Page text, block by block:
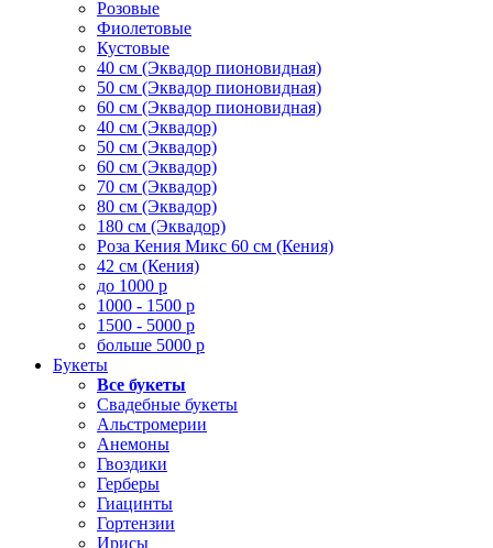
Розовые
Фиолетовые
Кустовые
40 см (Эквадор пионовидная)
50 см (Эквадор пионовидная)
60 см (Эквадор пионовидная)
40 см (Эквадор)
50 см (Эквадор)
60 см (Эквадор)
70 см (Эквадор)
80 см (Эквадор)
180 см (Эквадор)
Роза Кения Микс 60 см (Кения)
42 см (Кения)
до 1000 р
1000 - 1500 р
1500 - 5000 р
больше 5000 р
Букеты
Все букеты
Свадебные букеты
Альстромерии
Анемоны
Гвоздики
Герберы
Гиацинты
Гортензии
Ирисы